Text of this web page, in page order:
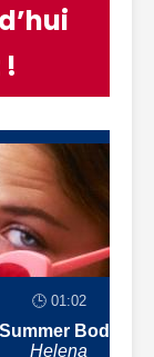
🕒 01:02
Summer Body
Helena